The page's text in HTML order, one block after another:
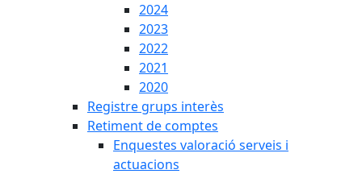
2024
2023
2022
2021
2020
Registre grups interès
Retiment de comptes
Enquestes valoració serveis i
actuacions